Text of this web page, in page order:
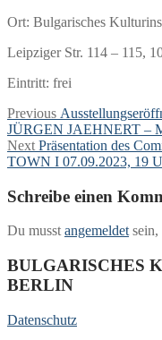
Ort: Bulgarisches
Leipziger Str. 114 – 115,
Eintritt: frei
Previous Previous
post:
JÜRGEN JAEHNERT –
Next Next
post:
Präsentation des
TOWN I 07.09.2023, 19
Schreibe einen
Du musst angemeldet sein,
BULGARISCHES
BERLIN
Datenschutz